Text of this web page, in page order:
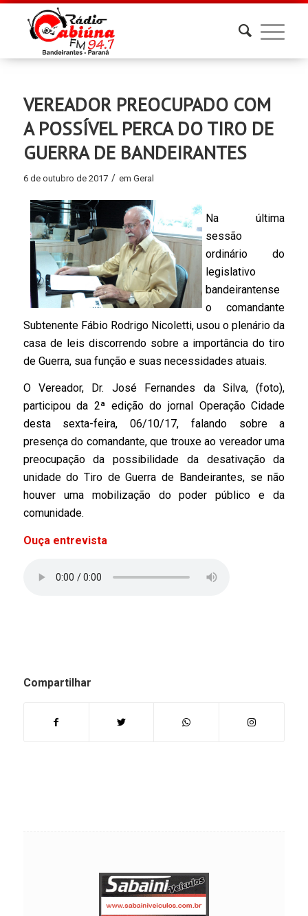
VEREADOR PREOCUPADO COM
A POSSÍVEL PERCA DO TIRO DE
GUERRA DE BANDEIRANTES
6 de outubro de 2017 / em Geral
Na última
sessão
ordinário do
legislativo
bandeirantense
o comandante
Subtenente Fábio Rodrigo Nicoletti, usou o plenário da
casa de leis discorrendo sobre a importância do tiro
de Guerra, sua função e suas necessidades atuais.
O Vereador, Dr. José Fernandes da Silva, (foto),
participou da 2ª edição do jornal Operação Cidade
desta sexta-feira, 06/10/17, falando sobre a
presença do comandante, que trouxe ao vereador uma
preocupação da possibilidade da desativação da
unidade do Tiro de Guerra de Bandeirantes, se não
houver uma mobilização do poder público e da
comunidade.
Ouça entrevista
Compartilhar